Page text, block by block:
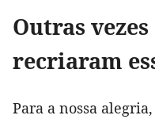
Outras
recriaram
Para a nossa